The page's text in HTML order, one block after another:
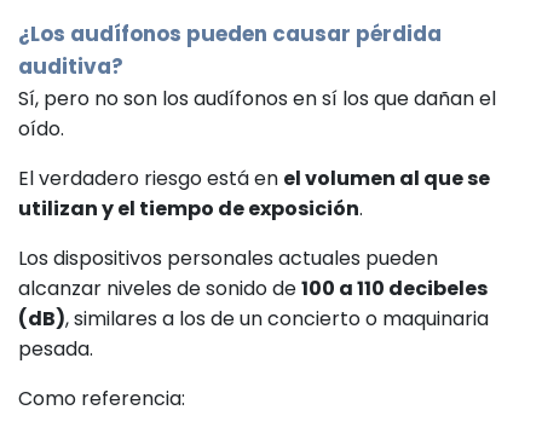
¿Los audífonos pueden causar pérdida
auditiva?
Sí, pero no son los audífonos en sí los que dañan el
oído.
El verdadero riesgo está en el volumen al que se
utilizan y el tiempo de exposición.
Los dispositivos personales actuales pueden
alcanzar niveles de sonido de100 a 110 decibeles
(dB), similares a los de un concierto o maquinaria
pesada.
Como referencia: